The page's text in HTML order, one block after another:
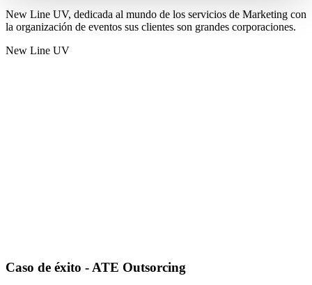
New Line UV, dedicada al mundo de los servicios de Marketing con
la organización de eventos sus clientes son grandes corporaciones.
New Line UV
Caso de éxito - ATE Outsorcing